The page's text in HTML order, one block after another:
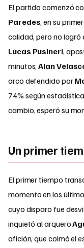
El partido comenzó
Paredes, en su
calidad, pero no
Lucas Pusineri,
minutos,Alan
arco defendido por
74% según
cambio, esperó su
Un primer
El primer tiempo
momento en los
cuyo disparo fue
inquietó al arquero
afición, que colmó el